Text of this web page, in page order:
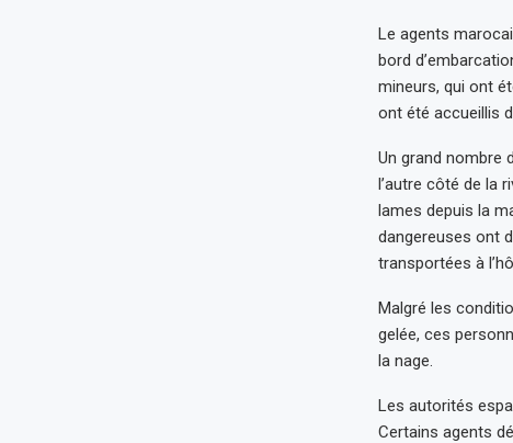
Le agents
bord
mineurs, qui ont
ont été accueillis
Un grand nombre
l’autre côté de la
lames depuis la
dangereuses ont
transportées à
Malgré les
gelée, ces
la nage.
Les autorités
Certains agents